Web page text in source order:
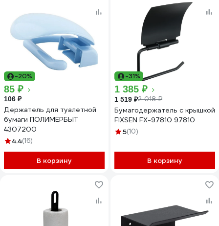
-20%
85 ₽
106 ₽
Держатель для туалетной
бумаги ПОЛИМЕРБЫТ
4307200
4.4(16)
В корзину
-31%
1 385 ₽
1 519 ₽2 018 ₽
Бумагодержатель с крышкой
FIXSEN FX-97810 97810
5(10)
В корзину